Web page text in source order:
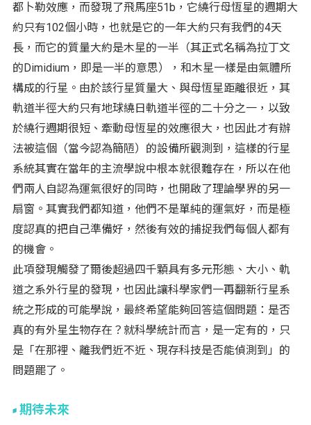
都卜勒效應，而發現了飛馬座51b，它繞行母恆星的週期大
約只有102個小時，也就是它的一年大約只有我們的4天
長，而它的質量大約是木星的一半（其正式名稱為拉丁文
的Dimidium，即是一半的意思），和木星一樣是由氣體所
構成的行星。由於該行星質量大、與母恆星距離很近，其
軌道半徑大約只有地球繞日軌道半徑的二十分之一，以致
於繞行週期很短、牽動母恆星的效應很大，也因此才有辦
法被這個（當今認為簡陋）的設備所觀測到，這樣的行星
系統其實在當年的主流學說中根本就很難存在，所以在他
們兩人自認為運氣很好的同時，也開啟了理論學界的另一
扇窗。其實我們都知道，他們不是單純的運氣好，而是極
度認真的把自己準備好，然後有效的捕捉我們每個人都有
的機會。
此項發現觸發了爾後超過四千顆具有多元形態、大小、軌
道之系外行星的發現，也因此讓科學家們一再翻新行星系
統之形成的可能學說，最終希望能夠回答這個問題：是否
真的有外星生物存在？就科學統計而言，是一定有的，只
是「在那裡、離我們近不近、現存科技是否能偵測到」的
問題罷了。
期待未來